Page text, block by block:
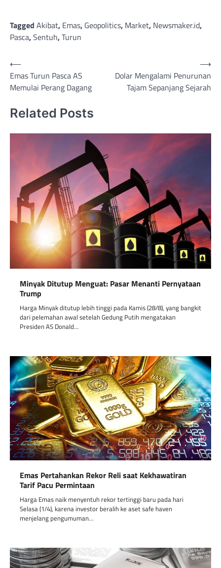
Tagged Akibat, Emas, Geopolitics, Market, Newsmaker.id,
Pasca,Sentuh,Turun
Post
navigation
⟵
Emas Turun Pasca AS
Memulai Perang Dagang
Dolar Mengalami Penurunan
Tajam Sepanjang Sejarah
⟶
Related Posts
Minyak Ditutup Menguat: Pasar Menanti Pernyataan
Trump
Harga Minyak ditutup lebih tinggi pada Kamis (28/8), yang bangkit
dari pelemahan awal setelah Gedung Putih mengatakan
Presiden AS Donald…
Emas Pertahankan Rekor Reli saat Kekhawatiran
Tarif Pacu Permintaan
Harga Emas naik menyentuh rekor tertinggi baru pada hari
Selasa (1/4), karena investor beralih ke aset safe haven
menjelang pengumuman…